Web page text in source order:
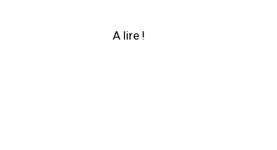
A lire !